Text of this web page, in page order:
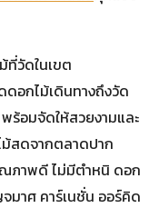
ที่วัดในเขต
อกไม้เดินทางถึงวัด
ร้อมจัดให้สวยงามและ
สดจากตลาดปาก
ภาพดี ไม่มีตำหนิ ดอก
มาศ คาร์เนชั่น ออร์คิด